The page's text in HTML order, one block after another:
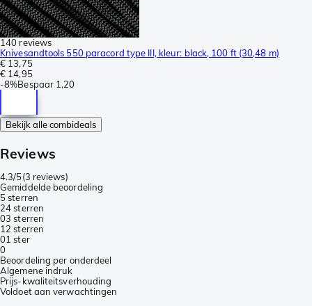
140 reviews
Knivesandtools 550 paracord type III, kleur: black, 100 ft (30,48 m)
€ 13,75
€ 14,95
-8%Bespaar 1,20
Bekijk alle combideals
Reviews
4.3/5(3 reviews)
Gemiddelde beoordeling
5 sterren
24 sterren
03 sterren
1 2 sterren
01 ster
0
Beoordeling per onderdeel
Algemene indruk
Prijs-kwaliteitsverhouding
Voldoet aan verwachtingen